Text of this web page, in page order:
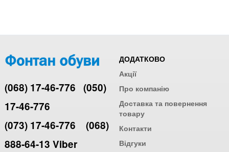
(068) 17-46-776 (050)
17-46-776
(073) 17-46-776
(068)
888-64-13 Viber
ДОДАТКОВО
Акції
Про компанію
Доставка та повернення
товару
Контакти
Відгуки